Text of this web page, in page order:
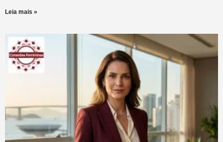
Leia mais »